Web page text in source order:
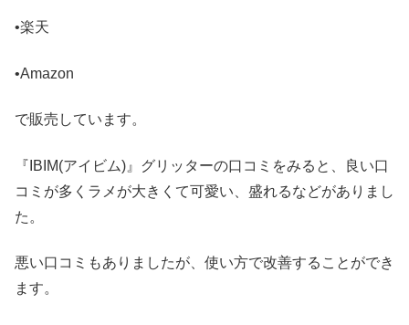
•楽天
•Amazon
で販売しています。
『IBIM(アイビム)』グリッターの口コミをみると、良い口
コミが多くラメが大きくて可愛い、盛れるなどがありまし
た。
悪い口コミもありましたが、使い方で改善することができ
ます。